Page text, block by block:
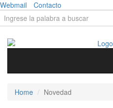
Skip to main content
Webmail Contacto
form
Home Novedad